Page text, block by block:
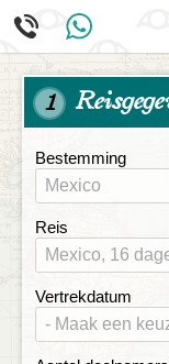
1
Bestemming
Reis
Vertrekdatum